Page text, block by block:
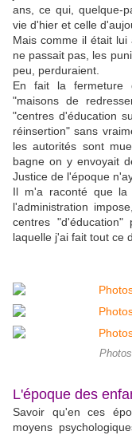
ans, ce qui, quelque-
vie d'hier et celle
Mais comme il était
ne passait pas, les
peu, perduraient.
En fait la fermeture
"maisons de
"centres d'éducation
réinsertion" sans
les autorités sont
bagne on y envoyait
Justice de l'époque
Il m'a raconté que
l'administration
centres
laquelle j'ai fait tout ce
L'époque des
Savoir qu'en ces
moyens